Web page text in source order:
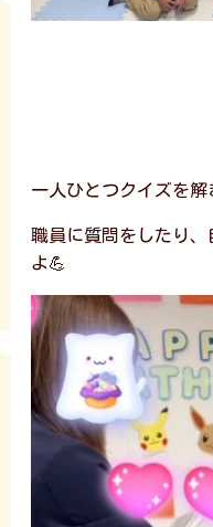
一人ひとつクイズを解
職員に質問をしたり
よ💪